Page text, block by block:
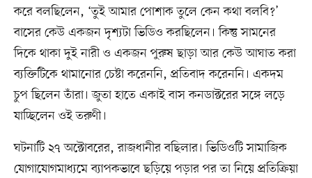
করে বলছিলেন, ‘তুই আমার পোশাক তুলে কেন কথা বলবি?’
বাসের কেউ একজন দৃশ্যটা ভিডিও করছিলেন। কিন্তু সামনের
দিকে থাকা দুই নারী ও একজন পুরুষ ছাড়া আর কেউ আঘাত করা
ব্যক্তিটিকে থামানোর চেষ্টা করেননি, প্রতিবাদ করেননি। একদম
চুপ ছিলেন তাঁরা। জুতা হাতে একাই বাস কনডাক্টরের সঙ্গে লড়ে
যাচ্ছিলেন ওই তরুণী।
ঘটনাটি ২৭ অক্টোবরের, রাজধানীর বছিলার। ভিডিওটি সামাজিক
যোগাযোগমাধ্যমে ব্যাপকভাবে ছড়িয়ে পড়ার পর তা নিয়ে প্রতিক্রিয়া